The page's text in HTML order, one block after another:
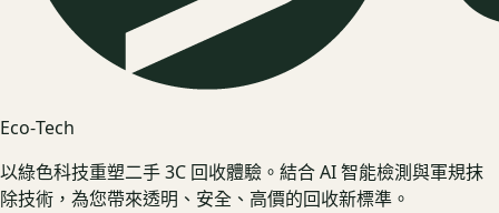
Eco‑Tech
以綠色科技重塑二手 3C 回收體驗。結合 AI 智能檢測與軍規抹
除技術，為您帶來透明、安全、高價的回收新標準。